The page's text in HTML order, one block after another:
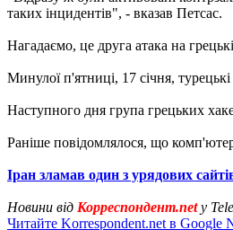
таких інцидентів", - вказав Петсас.
Нагадаємо, це друга атака на
Минулої п'ятниці, 17 січня,
Наступного дня група грецьких
Раніше повідомлялося, що
Іран зламав один з урядових
Новини від Корреспондент.net у
Читайте Korrespondent.net в Google